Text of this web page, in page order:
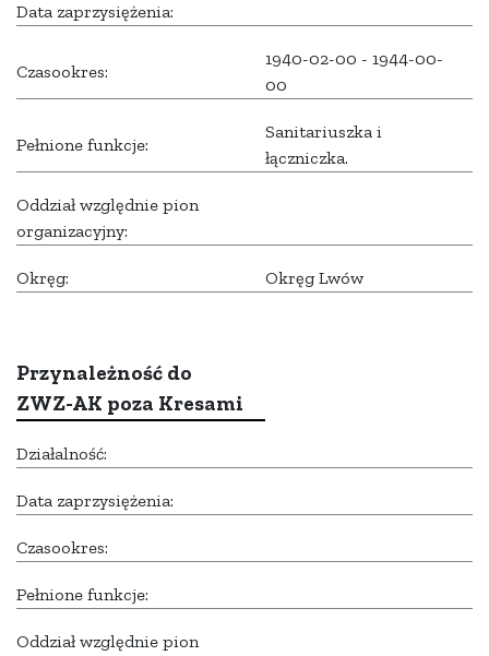
Data zaprzysiężenia:
Czasookres:
1940-02-00 - 1944-00-
00
Pełnione funkcje:
Sanitariuszka i
łączniczka.
Oddział względnie pion
organizacyjny:
Okręg: Okręg Lwów
Przynależność do
ZWZ-AK poza Kresami
Działalność:
Data zaprzysiężenia:
Czasookres:
Pełnione funkcje:
Oddział względnie pion